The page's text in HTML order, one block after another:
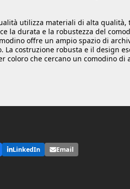
utilizza materiali di alta qualità,
la durata e la robustezza del
offre un ampio spazio di
La costruzione robusta e il design
coloro che cercano un comodino di
LinkedIn Email